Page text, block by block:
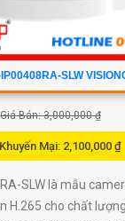
SLW
Giá Bán: 3,000,000 ₫
Mại: 2,100,000 ₫
SLW là mẫu
H.265 cho chất